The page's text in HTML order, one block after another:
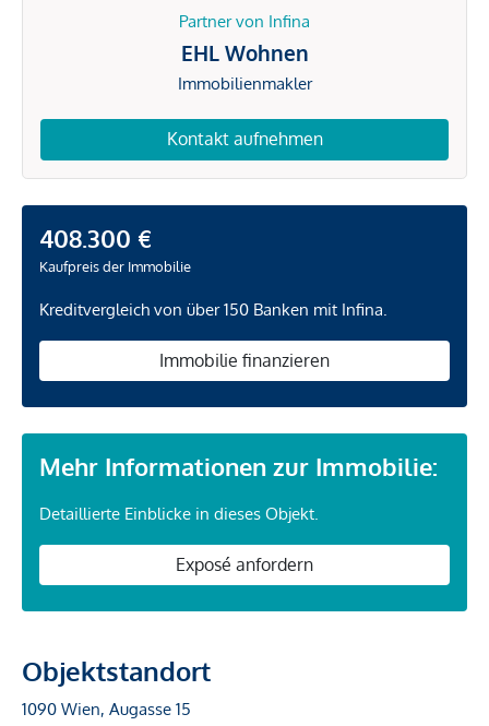
Partner von Infina
EHL Wohnen
Immobilienmakler
Kontakt aufnehmen
408.300 €
Kaufpreis der Immobilie
Kreditvergleich von über 150 Banken mit Infina.
Immobilie finanzieren
Mehr Informationen zur Immobilie:
Detaillierte Einblicke in dieses Objekt.
Exposé anfordern
Objektstandort
1090 Wien, Augasse 15